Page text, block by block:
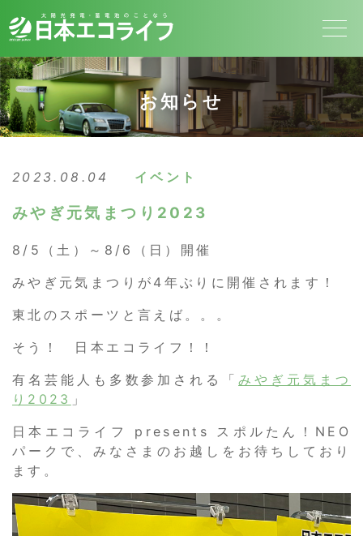
お知らせ
2023.08.04 イベント
みやぎ元気まつり2023
8/5（土）～8/6（日）開催
みやぎ元気まつりが4年ぶりに開催されます！
東北のスポーツと言えば。。。
そう！ 日本エコライフ！！
有名芸能人も多数参加される「みやぎ元気まつ
り2023 」
日本エコライフ presents スポルたん！NEO
パークで、みなさまのお越しをお待ちしており
ます。